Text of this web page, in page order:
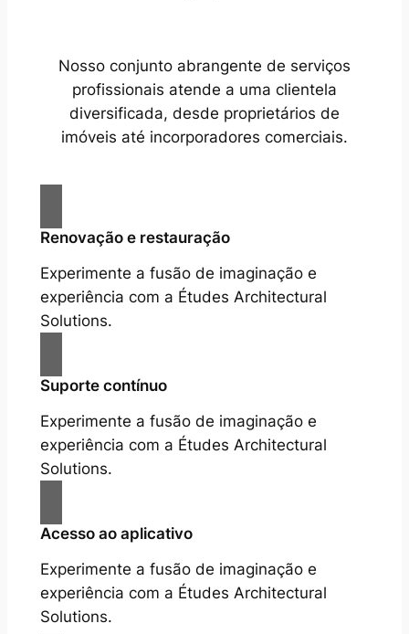
Nosso conjunto abrangente de serviços
profissionais atende a uma clientela
diversificada, desde proprietários de
imóveis até incorporadores comerciais.
Renovação e restauração
Experimente a fusão de imaginação e
experiência com a Études Architectural
Solutions.
Suporte contínuo
Experimente a fusão de imaginação e
experiência com a Études Architectural
Solutions.
Acesso ao aplicativo
Experimente a fusão de imaginação e
experiência com a Études Architectural
Solutions.